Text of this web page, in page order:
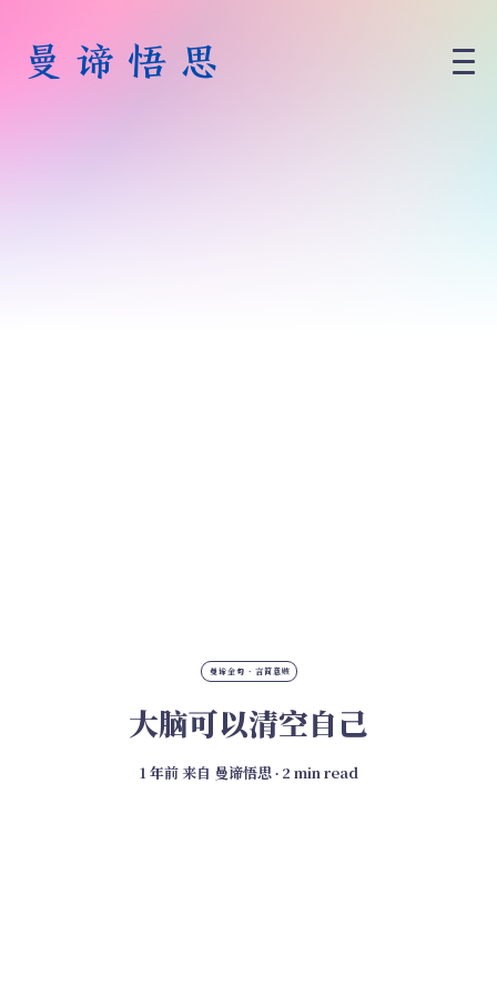
曼谛金句 · 言简意赅
大脑可以清空自己
1 年前来自 曼谛悟思∙ 2 min read